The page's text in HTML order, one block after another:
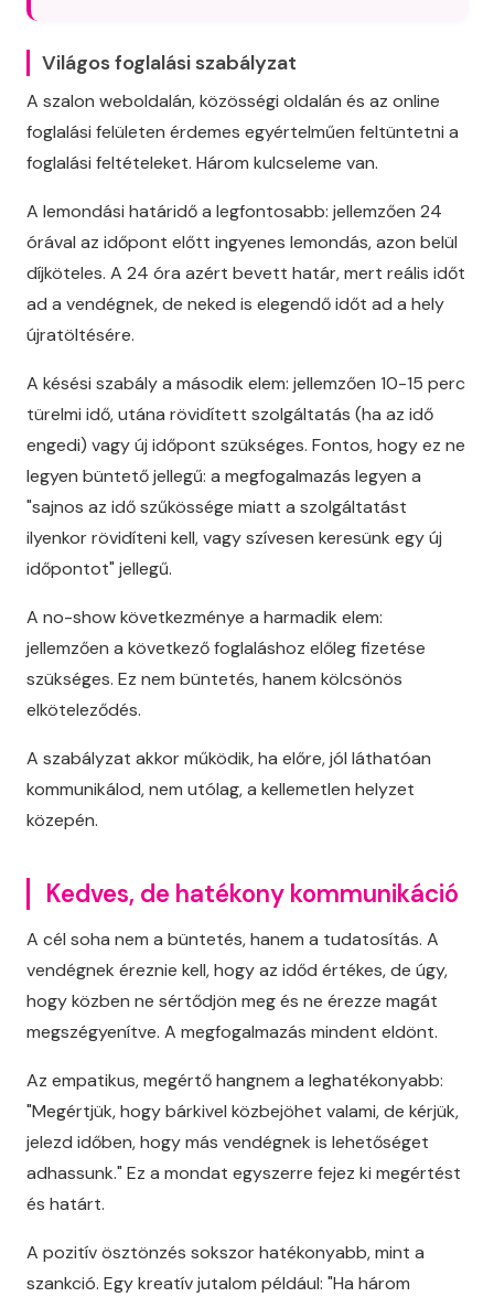
Világos foglalási szabályzat
A szalon weboldalán, közösségi oldalán és az online
foglalási felületen érdemes egyértelműen feltüntetni a
foglalási feltételeket. Három kulcseleme van.
A lemondási határidő a legfontosabb: jellemzően 24
órával az időpont előtt ingyenes lemondás, azon belül
díjköteles. A 24 óra azért bevett határ, mert reális időt
ad a vendégnek, de neked is elegendő időt ad a hely
újratöltésére.
A késési szabály a második elem: jellemzően 10-15 perc
türelmi idő, utána rövidített szolgáltatás (ha az idő
engedi) vagy új időpont szükséges. Fontos, hogy ez ne
legyen büntető jellegű: a megfogalmazás legyen a
"sajnos az idő szűkössége miatt a szolgáltatást
ilyenkor rövidíteni kell, vagy szívesen keresünk egy új
időpontot" jellegű.
A no-show következménye a harmadik elem:
jellemzően a következő foglaláshoz előleg fizetése
szükséges. Ez nem büntetés, hanem kölcsönös
elköteleződés.
A szabályzat akkor működik, ha előre, jól láthatóan
kommunikálod, nem utólag, a kellemetlen helyzet
közepén.
Kedves, de hatékony kommunikáció
A cél soha nem a büntetés, hanem a tudatosítás. A
vendégnek éreznie kell, hogy az időd értékes, de úgy,
hogy közben ne sértődjön meg és ne érezze magát
megszégyenítve. A megfogalmazás mindent eldönt.
Az empatikus, megértő hangnem a leghatékonyabb:
"Megértjük, hogy bárkivel közbejöhet valami, de kérjük,
jelezd időben, hogy más vendégnek is lehetőséget
adhassunk." Ez a mondat egyszerre fejez ki megértést
és határt.
A pozitív ösztönzés sokszor hatékonyabb, mint a
szankció. Egy kreatív jutalom például: "Ha három